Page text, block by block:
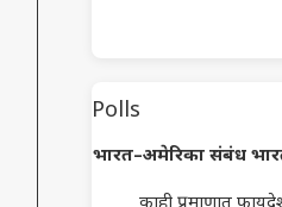
Polls
भारत–अमेरिका संबंध